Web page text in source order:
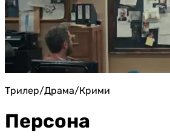
Трилер/Драма/Крими
Персона